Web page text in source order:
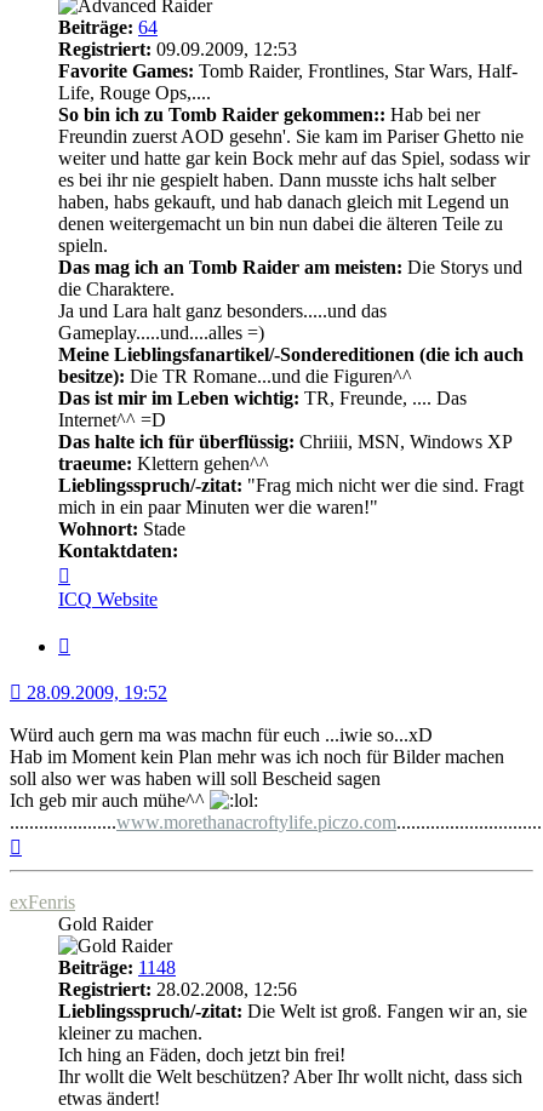
Beiträge: 64
Registriert: 09.09.2009, 12:53
Favorite Games: Tomb Raider, Frontlines, Star Wars, Half-
Life, Rouge Ops,....
So bin ich zu Tomb Raider gekommen:: Hab bei ner
Freundin zuerst AOD gesehn'. Sie kam im Pariser Ghetto nie
weiter und hatte gar kein Bock mehr auf das Spiel, sodass wir
es bei ihr nie gespielt haben. Dann musste ichs halt selber
haben, habs gekauft, und hab danach gleich mit Legend un
denen weitergemacht un bin nun dabei die älteren Teile zu
spieln.
Das mag ich an Tomb Raider am meisten: Die Storys und
die Charaktere.
Ja und Lara halt ganz besonders.....und das
Gameplay.....und....alles =)
Meine Lieblingsfanartikel/-Sondereditionen (die ich auch
besitze): Die TR Romane...und die Figuren^^
Das ist mir im Leben wichtig: TR, Freunde, .... Das
Internet^^ =D
Das halte ich für überflüssig: Chriiii, MSN, Windows XP
traeume: Klettern gehen^^
Lieblingsspruch/-zitat: "Frag mich nicht wer die sind. Fragt
mich in ein paar Minuten wer die waren!"
Wohnort: Stade
Kontaktdaten:
von
o0Crofty0o
ICQ Website
28.09.2009, 19:52
Würd auch gern ma was machn für euch ...iwie so...xD
Hab im Moment kein Plan mehr was ich noch für Bilder machen
soll also wer was haben will soll Bescheid sagen
Ich geb mir auch mühe^^
......................www.morethanacroftylife.piczo.com
oben
exFenris
Gold Raider
Beiträge: 1148
Registriert: 28.02.2008, 12:56
Lieblingsspruch/-zitat: Die Welt ist groß. Fangen wir an, sie
kleiner zu machen.
Ich hing an Fäden, doch jetzt bin frei!
Ihr wollt die Welt beschützen? Aber Ihr wollt nicht, dass sich
etwas ändert!